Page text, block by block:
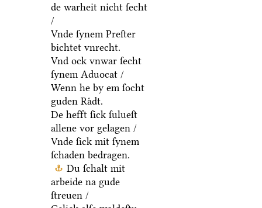
de warheit nicht ſecht
/
Vnde ſynem Preſter
bichtet vnrecht.
Vnd ock vnwar ſecht
ſynem Aduocat /
Wenn he by em ſocht
guden Raͤdt.
De hefft ſick ſulueſt
allene vor gelagen /
Vnde ſick mit ſynem
ſchaden bedragen.
Du ſchalt mit
arbeide na gude
ſtreuen /